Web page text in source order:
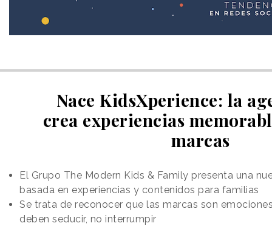
Nace KidsXperience: la
crea experiencias
marcas
El Grupo The Modern Kids & Family presenta una
basada en experiencias y contenidos para familias
Se trata de reconocer que las marcas son
deben seducir, no interrumpir